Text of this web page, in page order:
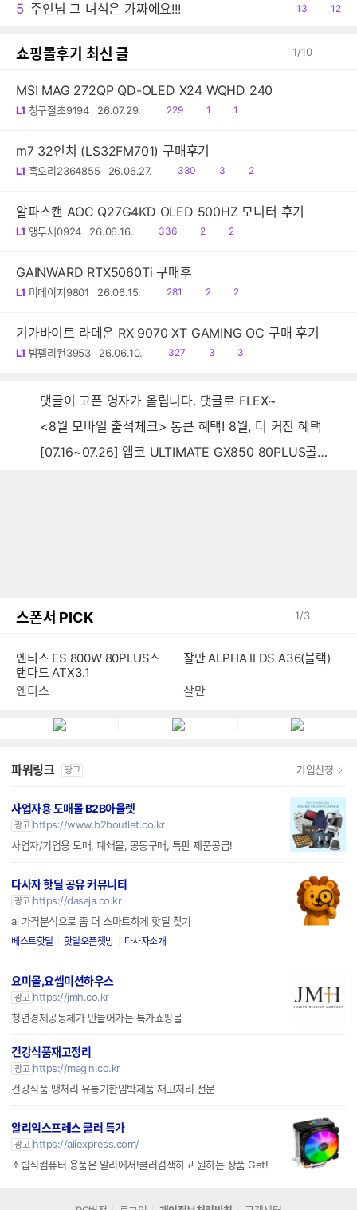
5 주인님 그 녀석은 가짜에요!!!
공
13
댓
12
쇼핑몰후기 최신 글 1/10
MSI MAG 272QP QD-OLED X24 WQHD 240
L1 청구절초9194 26.07.29.
읽
229
공1
댓1
m7 32인치 (LS32FM701) 구매후기
L1 흑오리2364855 26.06.27.
읽
330
공
3
댓
2
알파스캔 AOC Q27G4KD OLED 500HZ 모니터 후기
L1 앵무새0924 26.06.16.
읽
336
공
2
댓
2
GAINWARD RTX5060Ti 구매후
L1 미데이지9801 26.06.15.
읽
281
공
2
댓
2
기가바이트 라데온 RX 9070 XT GAMING OC 구매 후기
L1 밤펠리컨3953 26.06.10.
읽
327
공
3
댓
3
댓글이 고픈 영자가 올립니다. 댓글로 FLEX~
<8월 모바일 출석체크> 통큰 혜택! 8월, 더 커진 혜택
[07.16~07.26] 앱코 ULTIMATE GX850 80PLUS골드 풀모듈러 ATX3.0 블랙
스폰서 PICK 1/3
엔티스 ES 800W 80PLUS스
탠다드 ATX3.1
엔티스
잘만 ALPHA II DS A36(블랙)
잘만
파워링크 광고 가입신청
사업자용 도매몰 B2B아울렛
광고 https://www.b2boutlet.co.kr
사업자/기업용 도매, 폐쇄몰, 공동구매, 특판 제품공급!
다사자 핫딜 공유 커뮤니티
광고 https://dasaja.co.kr
ai 가격분석으로 좀 더 스마트하게 핫딜 찾기
베스트핫딜 핫딜오픈챗방 다사자소개
요미몰,요셉미션하우스
광고 https://jmh.co.kr
청년경제공동체가 만들어가는 특가쇼핑몰
건강식품재고정리
광고 https://magin.co.kr
건강식품 땡처리 유통기한임박제품 재고처리 전문
알리익스프레스 쿨러 특가
광고 https://aliexpress.com/
조립식컴퓨터 용품은 알리에서!쿨러검색하고 원하는 상품 Get!